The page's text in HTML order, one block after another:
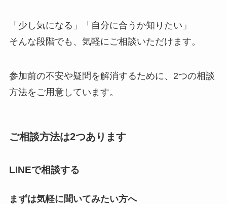
「少し気になる」「自分に合うか知りたい」
そんな段階でも、気軽にご相談いただけます。
参加前の不安や疑問を解消するために、2つの相談
方法をご用意しています。
ご相談方法は2つあります
LINEで相談する
まずは気軽に聞いてみたい方へ